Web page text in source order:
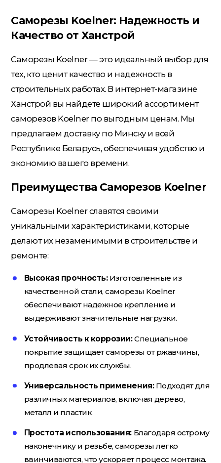
Саморезы Koelner: Надежность и
Качество от Ханстрой
Саморезы Koelner — это идеальный выбор для
тех, кто ценит качество и надежность в
строительных работах. В интернет-магазине
Ханстрой вы найдете широкий ассортимент
саморезов Koelner по выгодным ценам. Мы
предлагаем доставку по Минску и всей
Республике Беларусь, обеспечивая удобство и
экономию вашего времени.
Преимущества Саморезов Koelner
Саморезы Koelner славятся своими
уникальными характеристиками, которые
делают их незаменимыми в строительстве и
ремонте:
Высокая прочность:Изготовленные из
качественной стали, саморезы Koelner
обеспечивают надежное крепление и
выдерживают значительные нагрузки.
Устойчивость к коррозии:Специальное
покрытие защищает саморезы от ржавчины,
продлевая срок их службы.
Универсальность применения:Подходят для
различных материалов, включая дерево,
металл и пластик.
Простота использования:Благодаря острому
наконечнику и резьбе, саморезы легко
ввинчиваются, что ускоряет процесс монтажа.